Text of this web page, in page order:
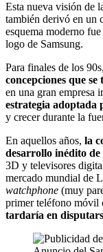
Esta nueva visión de
también derivó en un
esquema moderno
logo de Samsung.
Para finales de los 90s,
concepciones que
en una gran empresa
estrategia adoptada
y crecer durante la
En aquellos años, la
desarrollo inédito
3D y televisores
mercado mundial de
watchphone (muy
primer teléfono móvil
tardaría en